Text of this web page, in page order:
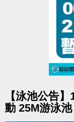
※進入體適能中
裝、運動鞋，並
※經中心查證，
人數或個人因
場次數及檢測皆
※活動獎品以中
項，無法要求
【泳池公告
動 25M游泳